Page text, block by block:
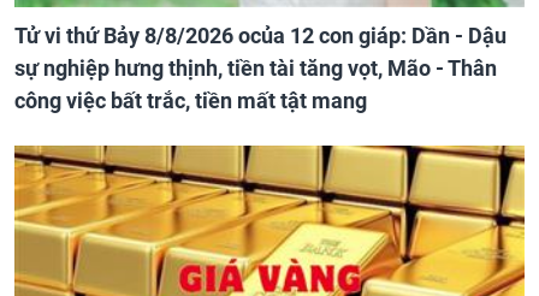
Tử vi thứ Bảy 8/8/2026 ocủa 12 con giáp: Dần - Dậu
sự nghiệp hưng thịnh, tiền tài tăng vọt, Mão - Thân
công việc bất trắc, tiền mất tật mang